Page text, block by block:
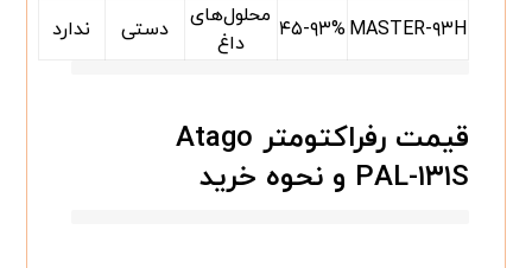
MASTER-۹۳H ۴۵-۹۳%
محلول‌های
داغ
دستی ندارد
قیمت رفراکتومتر Atago
PAL-۱۳۱S و نحوه خرید